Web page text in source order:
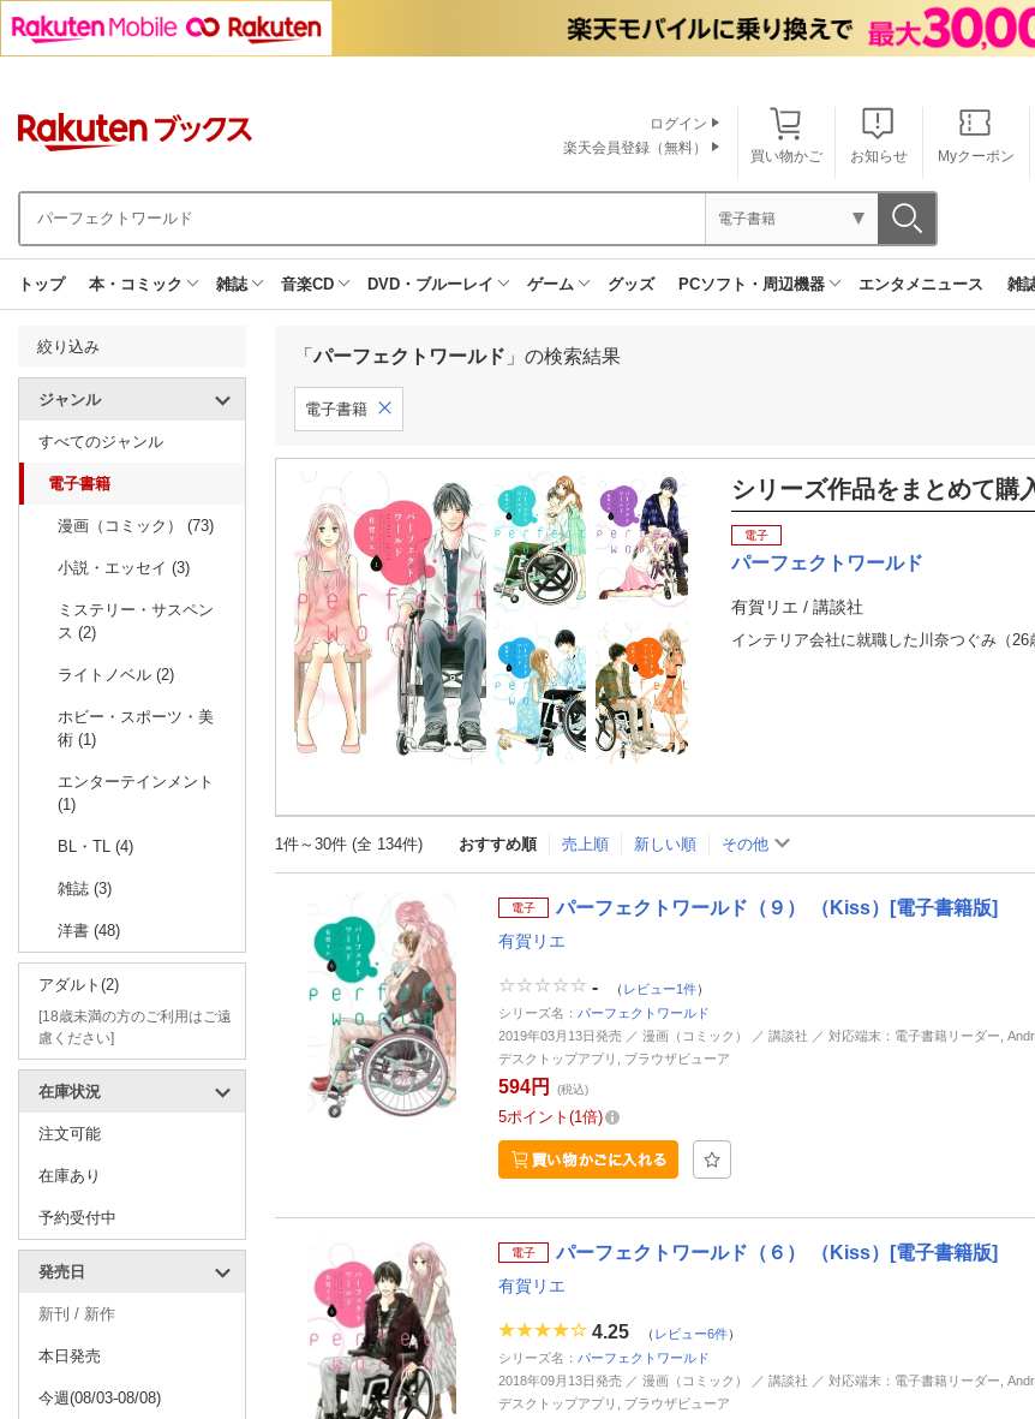
買い物かご お知らせ Myクーポン
ログイン
楽天会員登録（無料）
電子書籍
トップ 本・コミック 雑誌 音楽CD DVD・ブルーレイ ゲーム グッズ PCソフト・周辺機器 エンタメニュース 雑
絞り込み
ジャンル
すべてのジャンル
電子書籍
漫画（コミック） (73)
小説・エッセイ (3)
ミステリー・サスペン
ス (2)
ライトノベル (2)
ホビー・スポーツ・美
術 (1)
エンターテインメント
(1)
BL・TL (4)
雑誌 (3)
洋書 (48)
アダルト(2)
[18歳未満の方のご利用はご遠
慮ください]
在庫状況
注文可能
在庫あり
予約受付中
発売日
新刊 / 新作
本日発売
今週(08/03-08/08)
「 パーフェクトワールド 」の検索結果
電子書籍
シリーズ作品をまとめて購
電子
パーフェクトワールド
有賀リエ / 講談社
1件～30件 (全 134件) おすすめ順 売上順 新しい順 その他
電子 パーフェクトワールド（９） （Kiss）[電子書籍版]
有賀リエ
- （ レビュー1件）
シリーズ名： パーフェクトワールド
2019年03月13日発売 ／ 漫画（コミック） ／ 講談社 ／ 対応端末：電子書籍リーダー,
デスクトップアプリ, ブラウザビューア
594円 (税込)
5ポイント 1倍
電子 パーフェクトワールド（６） （Kiss）[電子書籍版]
有賀リエ
4.25 （ レビュー6件）
シリーズ名： パーフェクトワールド
2018年09月13日発売 ／ 漫画（コミック） ／ 講談社 ／ 対応端末：電子書籍リーダー,
デスクトップアプリ, ブラウザビューア